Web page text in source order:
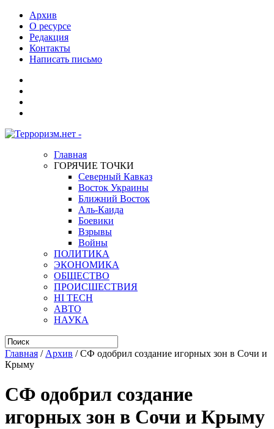
Архив
О ресурсе
Редакция
Контакты
Написать письмо
Главная
ГОРЯЧИЕ ТОЧКИ
Северный Кавказ
Восток Украины
Ближний Восток
Аль-Каида
Боевики
Взрывы
Войны
ПОЛИТИКА
ЭКОНОМИКА
ОБЩЕСТВО
ПРОИСШЕСТВИЯ
HI TECH
АВТО
НАУКА
Главная / Архив /СФ одобрил создание игорных зон в Сочи и
Крыму
СФ одобрил создание
игорных зон в Сочи и Крыму